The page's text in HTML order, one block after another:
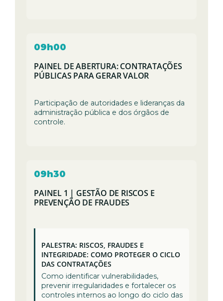
09h00
PAINEL DE ABERTURA: CONTRATAÇÕES
PÚBLICAS PARA GERAR VALOR
Participação de autoridades e lideranças da
administração pública e dos órgãos de
controle.
09h30
PAINEL 1 | GESTÃO DE RISCOS E
PREVENÇÃO DE FRAUDES
PALESTRA: RISCOS, FRAUDES E
INTEGRIDADE: COMO PROTEGER O CICLO
DAS CONTRATAÇÕES
Como identificar vulnerabilidades,
prevenir irregularidades e fortalecer os
controles internos ao longo do ciclo das